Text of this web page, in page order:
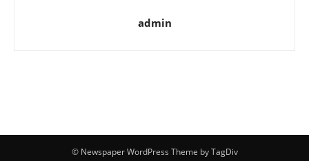
admin
© Newspaper WordPress Theme by TagDiv